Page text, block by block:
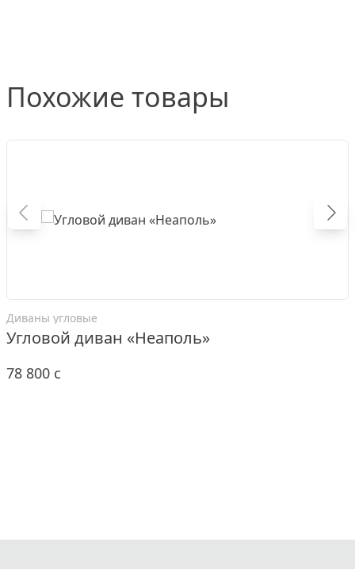
Похожие товары
Диваны угловые
Угловой диван «Неаполь»
78 800 c